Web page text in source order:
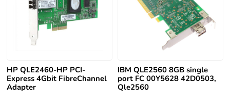
HP QLE2460-HP PCI-
Express 4Gbit FibreChannel
Adapter
IBM QLE2560 8GB single
port FC 00Y5628 42D0503,
Qle2560